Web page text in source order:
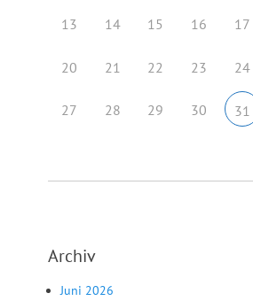
13 14 15 16 17
20 21 22 23 24
27 28 29 30 31
Archiv
Juni 2026